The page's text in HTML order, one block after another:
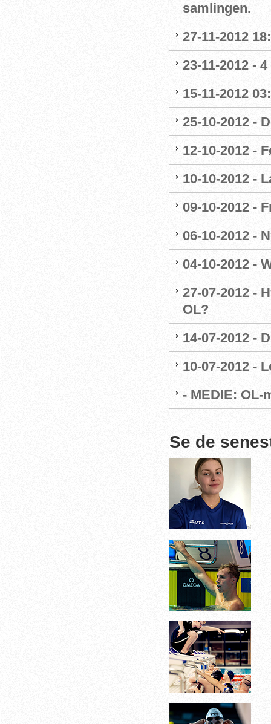
samlingen.
27-11-2012
23-11-2012 -
15-11-2012
25-10-2012 -
12-10-2012 -
10-10-2012 -
09-10-2012 -
06-10-2012 -
04-10-2012 -
27-07-2012 -
OL?
14-07-2012 -
10-07-2012 -
- MEDIE: OL-
Se de